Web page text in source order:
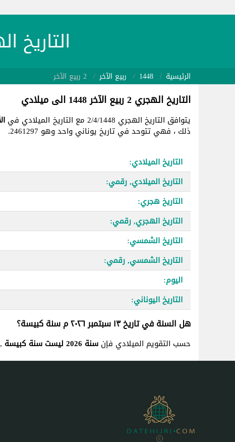
التاريخ الهجري 1448/4/2
الرئيسية 1448 ربيع الآخر 2 ربيع الآخر
التاريخ الهجري 2 ربيع الآخر 1448 الى ميلادي
يتوافق التاريخ الهجري 2/4/1448 مع التاريخ الميلادي في
ذلك ، فهي تتوحد في تاريخ يوناني واحد وهو 2461297.
التاريخ الميلادي:
التاريخ الميلادي, رقمي:
التاريخ هجري:
التاريخ الهجري, رقمي:
التاريخ الشمسي:
التاريخ الشمسي, رقمي:
اليوم:
التاريخ اليوناني:
هل السنة في تاريخ ١٣ سبتمبر ٢٠٢٦ م سنة كبيسة؟
حسب التقويم الميلادي فإن سنة 2026 ليست سنة كبيسة ,